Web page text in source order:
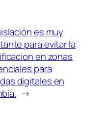
es muy
para evitar la
en zonas
para
digitales en
→